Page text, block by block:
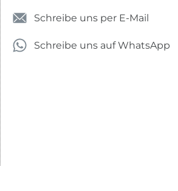
Schreibe uns per E-Mail
Schreibe uns auf WhatsApp